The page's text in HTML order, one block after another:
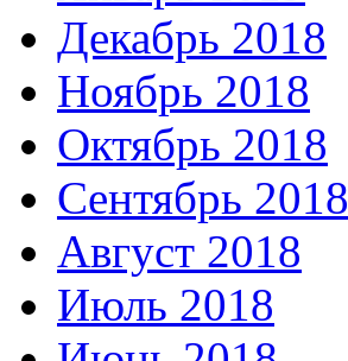
Декабрь 2018
Ноябрь 2018
Октябрь 2018
Сентябрь 2018
Август 2018
Июль 2018